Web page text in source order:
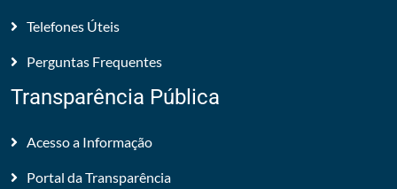
Telefones Úteis
Perguntas Frequentes
Transparência Pública
Acesso a Informação
Portal da Transparência